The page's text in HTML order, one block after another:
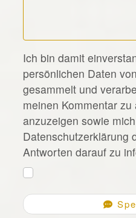
*
Ich bin damit
persönlichen Daten
gesammelt und
meinen Kommentar
anzuzeigen sowie
Datenschutzerklärung
Antworten darauf zu